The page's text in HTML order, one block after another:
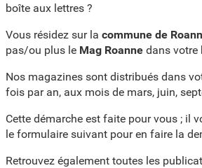
boîte aux lettres ?
Vous résidez sur la commune de
pas/ou plus le Mag Roanne dans votre
Nos magazines sont distribués dans
fois par an, aux mois de mars, juin,
Cette démarche est faite pour vous ; il
le formulaire suivant pour en faire la
Retrouvez également toutes les